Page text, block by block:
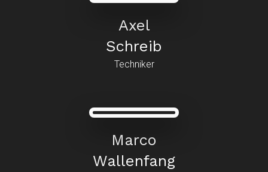
Axel
Schreib
Techniker
Marco
Wallenfang